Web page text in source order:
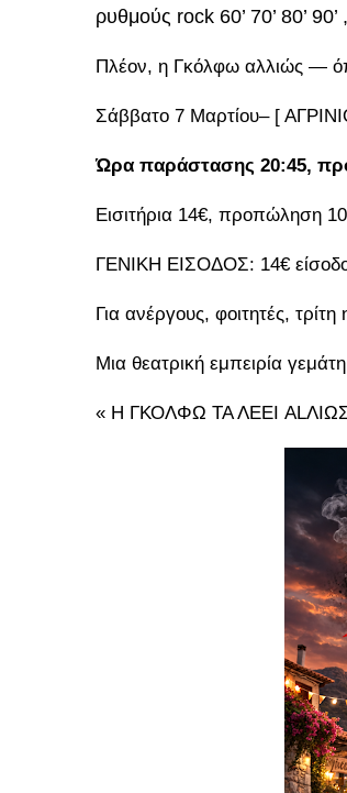
ρυθμούς rock 60’ 70’ 80’
Πλέον, η Γκόλφω αλλιώς —
Σάββατο 7 Μαρτίου– [
Ώρα παράστασης 20:45,
Εισιτήρια 14€, προπώληση
ΓΕΝΙΚΗ ΕΙΣΟΔΟΣ: 14€
Για ανέργους, φοιτητές,
Μια θεατρική εμπειρία
« Η ΓΚΟΛΦΩ ΤΑ ΛΕΕΙ ALΛΙΩΣ